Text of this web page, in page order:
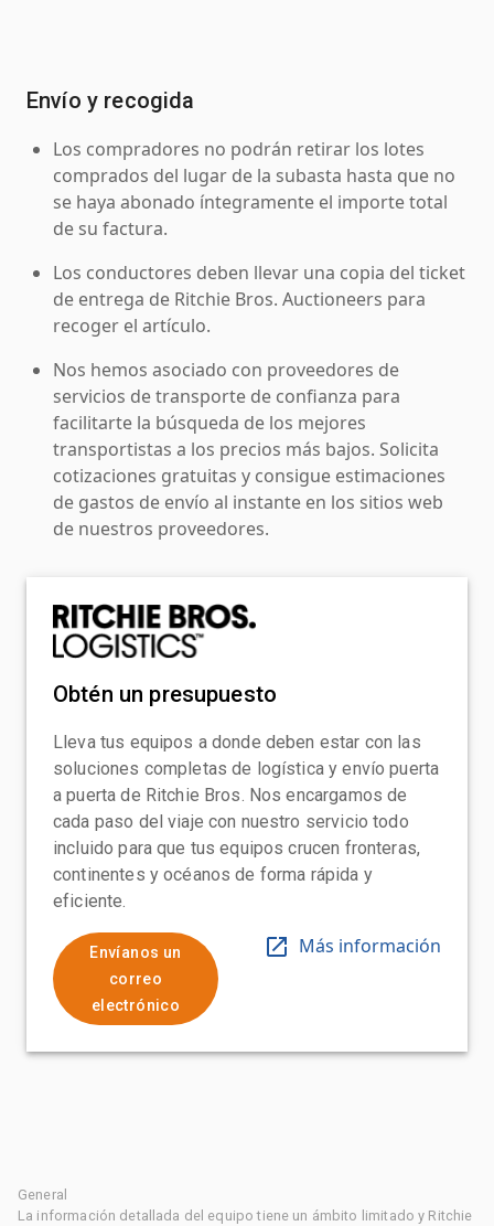
Envío y recogida
Los compradores no podrán retirar los lotes
comprados del lugar de la subasta hasta que no
se haya abonado íntegramente el importe total
de su factura.
Los conductores deben llevar una copia del ticket
de entrega de Ritchie Bros. Auctioneers para
recoger el artículo.
Nos hemos asociado con proveedores de
servicios de transporte de confianza para
facilitarte la búsqueda de los mejores
transportistas a los precios más bajos. Solicita
cotizaciones gratuitas y consigue estimaciones
de gastos de envío al instante en los sitios web
de nuestros proveedores.
Obtén un presupuesto
Lleva tus equipos a donde deben estar con las
soluciones completas de logística y envío puerta
a puerta de Ritchie Bros. Nos encargamos de
cada paso del viaje con nuestro servicio todo
incluido para que tus equipos crucen fronteras,
continentes y océanos de forma rápida y
eficiente.
Envíanos un
correo
electrónico
Más información
General
La información detallada del equipo tiene un ámbito limitado y Ritchie